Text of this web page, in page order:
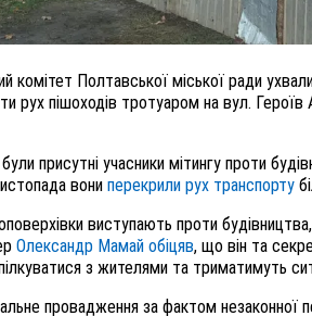
комітет Полтавської міської ради
рух пішоходів тротуаром на вул. Героїв
присутні учасники мітингу проти
вони перекрили рух транспорту
виступають проти
Олександр Мамай обіцяв, що він та
з жителями та триматимуть
провадження за фактом незаконної